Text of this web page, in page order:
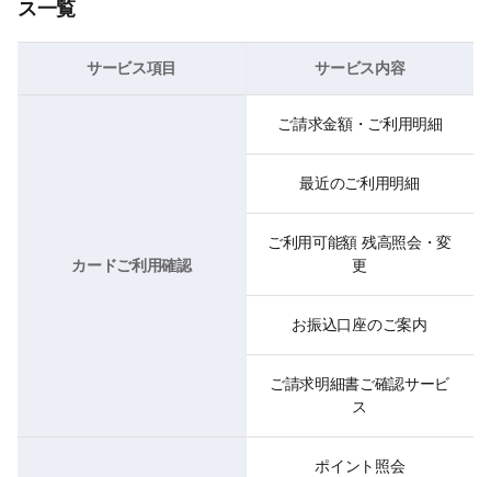
ス一覧
サービス項目 サービス内容
カードご利用確認
ご請求金額・ご利用明細
最近のご利用明細
ご利用可能額 残高照会・変
更
お振込口座のご案内
ご請求明細書ご確認サービ
ス
ポイント照会